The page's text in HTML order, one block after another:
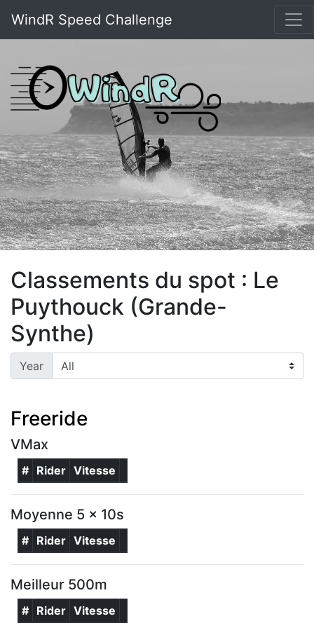
WindR Speed Challenge
Classements du spot : Le
Puythouck (Grande-
Synthe)
Year
Freeride
VMax
# Rider Vitesse
Moyenne 5 x 10s
# Rider Vitesse
Meilleur 500m
# Rider Vitesse